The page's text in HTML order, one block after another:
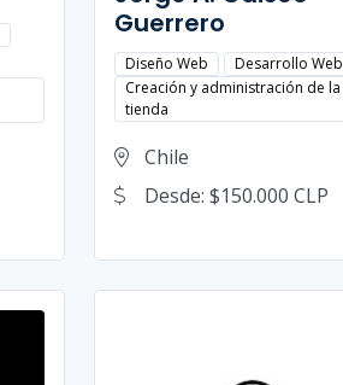
Guerrero
Diseño Web
Desarrollo Web
Creación y administración de la
tienda
Chile
Desde: $150.000 CLP